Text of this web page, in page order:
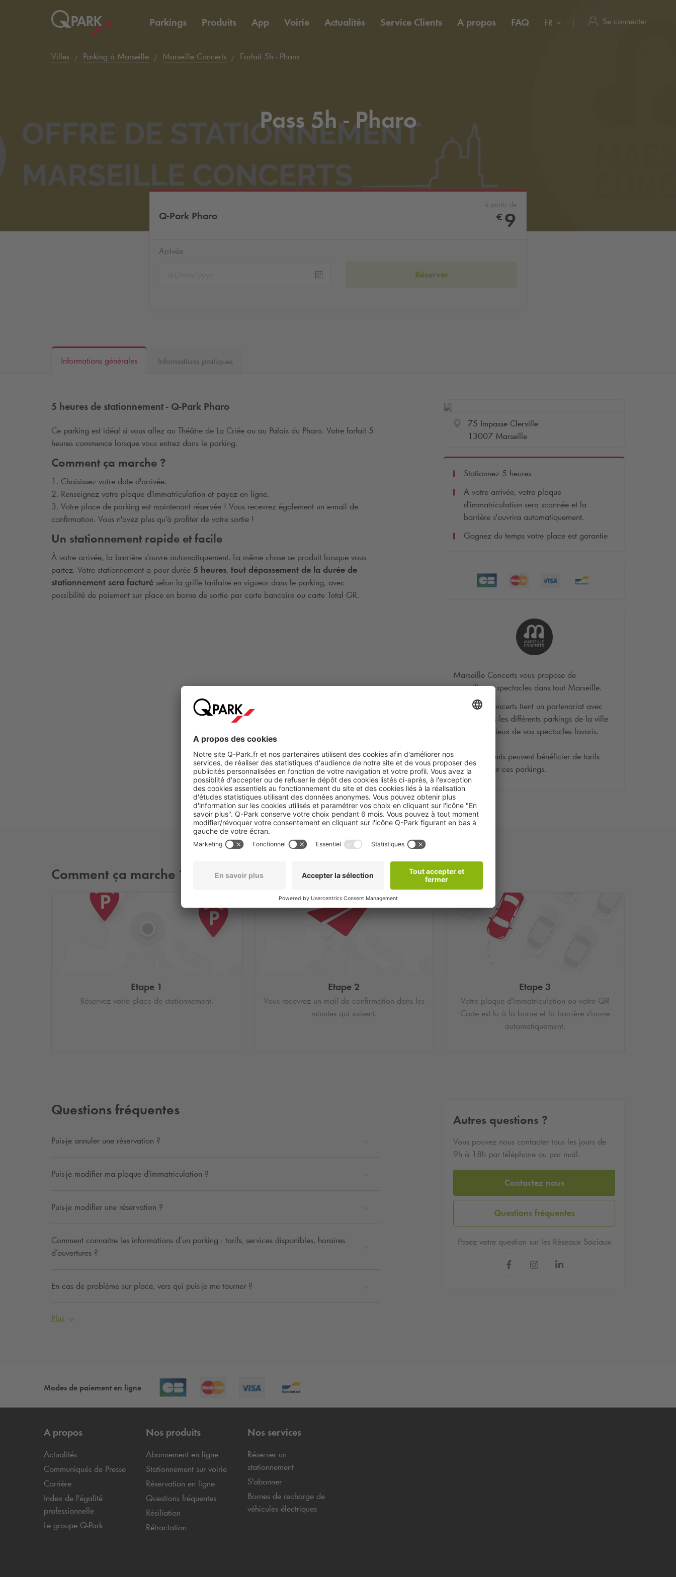
Parkings Produits App Voirie Actualités Service Clients A propos FAQ FR Se connecter
Villes Parking à Marseille Marseille Concerts Forfait 5h - Pharo
Pass 5h - Pharo
Q-Park Pharo
à partir de
€ 9
Arrivée
Réserver
Informations générales Informations pratiques
5 heures de stationnement - Q-Park Pharo
Ce parking est idéal si vous allez au Théâtre de La Criée ou au Palais du Pharo. Votre forfait 5
heures commence lorsque vous entrez dans le parking.
Comment ça marche ?
1. Choisissez votre date d'arrivée.
2. Renseignez votre plaque d'immatriculation et payez en ligne.
3. Votre place de parking est maintenant réservée ! Vous recevrez également un e-mail de
confirmation. Vous n'avez plus qu'à profiter de votre sortie !
Un stationnement rapide et facile
À votre arrivée, la barrière s'ouvre automatiquement. La même chose se produit lorsque vous
partez. Votre stationnement a pour durée 5 heures, tout dépassement de la durée de
stationnement sera facturé selon la grille tarifaire en vigueur dans le parking, avec
possibilité de paiement sur place en borne de sortie par carte bancaire ou carte Total GR.
75 Impasse Clerville
13007 Marseille
Stationnez 5 heures
A votre arrivée, votre plaque
d'immatriculation sera scannée et la
barrière s'ouvrira automatiquement.
Gagnez du temps votre place est garantie
Marseille Concerts vous propose de
magnifiques spectacles dans tout Marseille.
Marseille Concerts tient un partenariat avec
, dans les différents parkings de la ville
proche des lieux de vos spectacles favoris.
Tous nos clients peuvent bénéficier de tarifs
privilégiés sur ces parkings.
Comment ça marche ?
Etape 1
Réservez votre place de stationnement.
Etape 2
Vous recevrez un mail de confirmation dans les
minutes qui suivent.
Etape 3
Votre plaque d'immatriculation ou votre QR
Code est lu à la borne et la barrière s'ouvre
automatiquement.
Questions fréquentes
Puis-je annuler une réservation ?
Puis-je modifier ma plaque d'immatriculation ?
Puis-je modifier une réservation ?
Comment connaitre les informations d’un parking : tarifs, services disponibles, horaires
d’ouvertures ?
En cas de problème sur place, vers qui puis-je me tourner ?
Plus
Autres questions ?
Vous pouvez nous contacter tous les jours de
9h à 18h par téléphone ou par mail.
Contactez nous
Questions fréquentes
Posez votre question sur les Réseaux Sociaux
Modes de paiement en ligne
A propos
Actualités
Communiqués de Presse
Carrière
Index de l'égalité
professionnelle
Le groupe Q-Park
Nos produits
Abonnement en ligne
Stationnement sur voirie
Réservation en ligne
Questions fréquentes
Résiliation
Rétractation
Nos services
Réserver un
stationnement
S'abonner
Bornes de recharge de
véhicules électriques